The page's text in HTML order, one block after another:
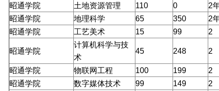
昭通学院
土地资源管理 110 0
2
昭通学院
地理科学 65 350
2
昭通学院
工艺美术 15 99 2
昭通学院
计算机科学与技
术
45 248 2
昭通学院 物联网工程 100 199
2
昭通学院
数字媒体技术 99 149
2